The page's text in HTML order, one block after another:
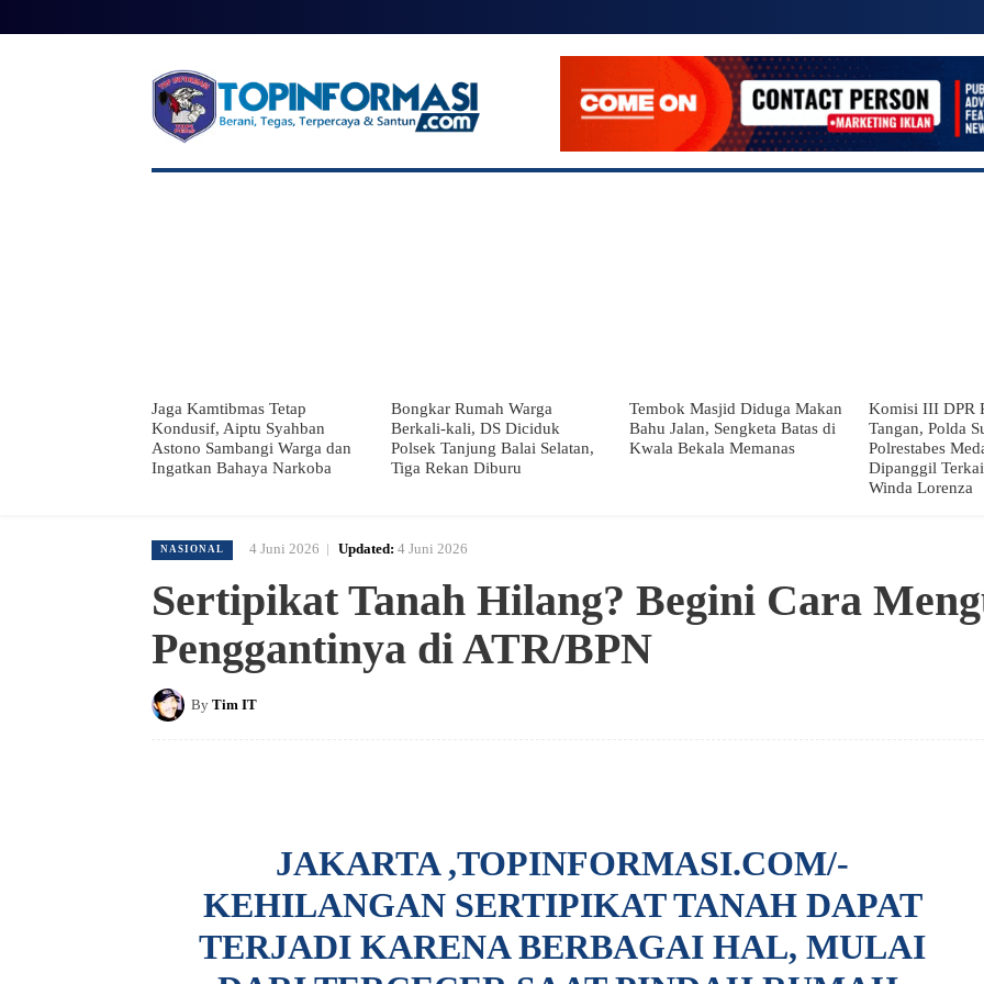
Jaga Kamtibmas Tetap
Kondusif, Aiptu Syahban
Astono Sambangi Warga dan
Ingatkan Bahaya Narkoba
Bongkar Rumah Warga
Berkali-kali, DS Diciduk
Polsek Tanjung Balai Selatan,
Tiga Rekan Diburu
Tembok Masjid Diduga Makan
Bahu Jalan, Sengketa Batas di
Kwala Bekala Memanas
Komisi III DPR
Tangan, Polda
Polrestabes
Dipanggil
Winda Lorenza
NASIONAL 4 Juni 2026 Updated: 4 Juni 2026
Sertipikat Tanah Hilang? Begini Cara
Penggantinya di ATR/BPN
By Tim IT
JAKARTA ,TOPINFORMASI.COM/-
KEHILANGAN SERTIPIKAT TANAH DAPAT
TERJADI KARENA BERBAGAI HAL, MULAI